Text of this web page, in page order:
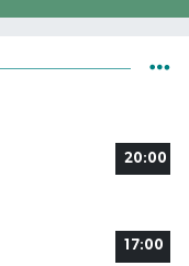
20:00
17:00